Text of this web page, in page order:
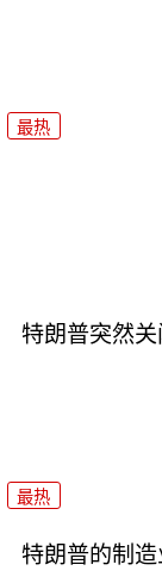
最热
特朗普突然
最热
特朗普的制造